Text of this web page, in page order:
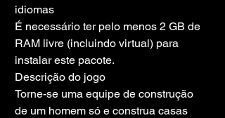
idiomas
É necessário ter pelo menos 2 GB de
RAM livre (incluindo virtual) para
instalar este pacote.
Descrição do jogo
Torne-se uma equipe de construção
de um homem só e construa casas